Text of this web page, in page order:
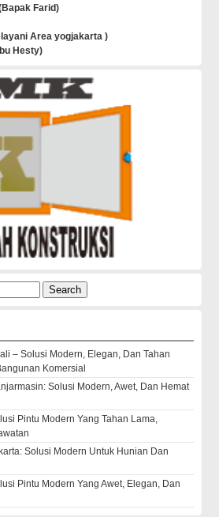
Farid)
Area yogjakarta )
Hesty)
– Solusi Modern, Elegan, Dan Tahan
Komersial
Solusi Modern, Awet, Dan Hemat
Pintu Modern Yang Tahan Lama,
Solusi Modern Untuk Hunian Dan
Pintu Modern Yang Awet, Elegan, Dan